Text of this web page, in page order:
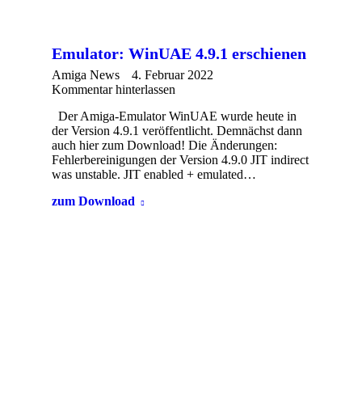
Emulator: WinUAE 4.9.1 erschienen
Amiga News
4. Februar 2022
Kommentar hinterlassen
Der Amiga-Emulator WinUAE wurde heute in
der Version 4.9.1 veröffentlicht. Demnächst dann
auch hier zum Download! Die Änderungen:
Fehlerbereinigungen der Version 4.9.0 JIT indirect
was unstable. JIT enabled + emulated…
zum Download